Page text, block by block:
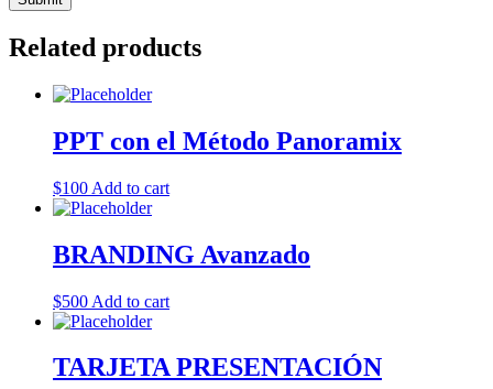
Related products
PPT con el Método Panoramix
$100 Add to cart
BRANDING Avanzado
$500 Add to cart
TARJETA PRESENTACIÓN